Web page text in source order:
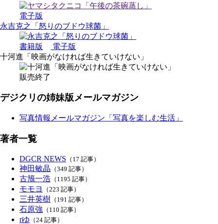
電子版
永吉克之「怒りのブドウ球菌」
書籍版
電子版
十河進「映画がなければ生きていけない」
販売終了
デジクリの姉妹版メールマガジン
写真情報メールマガジン「写真を楽しむ生活」
著者一覧
DGCR NEWS （17 記事）
神田敏晶 （349 記事）
古籏一浩 （1195 記事）
モモヨ （223 記事）
三井英樹 （191 記事）
石原強 （110 記事）
rゆ （24 記事）